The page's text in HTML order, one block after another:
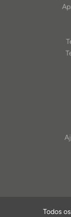
Todos